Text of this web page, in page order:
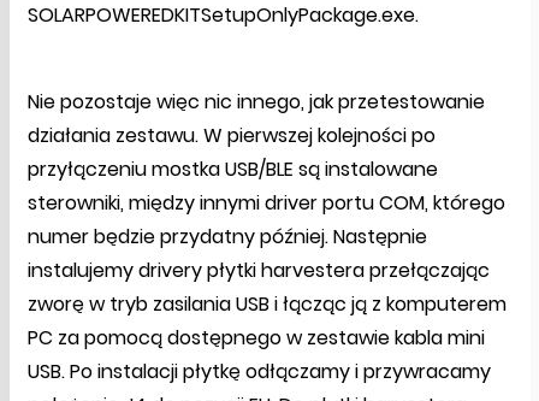
SOLARPOWEREDKITSetupOnlyPackage.exe.
Nie pozostaje więc nic innego, jak przetestowanie
działania zestawu. W pierwszej kolejności po
przyłączeniu mostka USB/BLE są instalowane
sterowniki, między innymi driver portu COM, którego
numer będzie przydatny później. Następnie
instalujemy drivery płytki harvestera przełączając
zworę w tryb zasilania USB i łącząc ją z komputerem
PC za pomocą dostępnego w zestawie kabla mini
USB. Po instalacji płytkę odłączamy i przywracamy